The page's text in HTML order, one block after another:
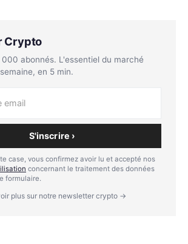
Crypto
abonnés. L'essentiel du marché
en 5 min.
S'inscrire ›
case, vous confirmez avoir lu et accepté nos
concernant le traitement des données
formulaire.
plus sur notre newsletter crypto →